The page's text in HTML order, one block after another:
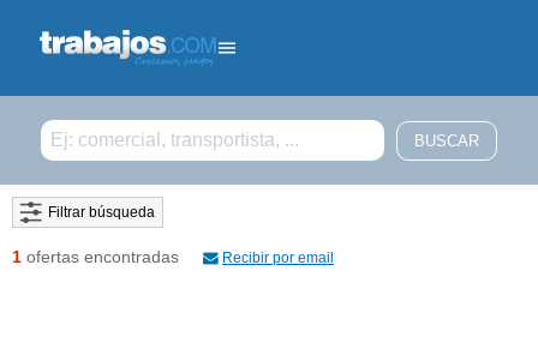
Filtrar búsqueda
1 ofertas encontradas Recibir por email